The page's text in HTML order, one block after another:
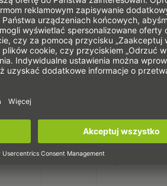
15.10.2026 3 | A76
23.10.2026 11 | C25
05.11.2026 F | F2.10
05.11.2026